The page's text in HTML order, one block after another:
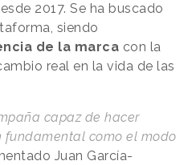
2017. Se ha buscado
siendo
de la marca con la
real en la vida de las
capaz de hacer
fundamental como el modo
Juan García-